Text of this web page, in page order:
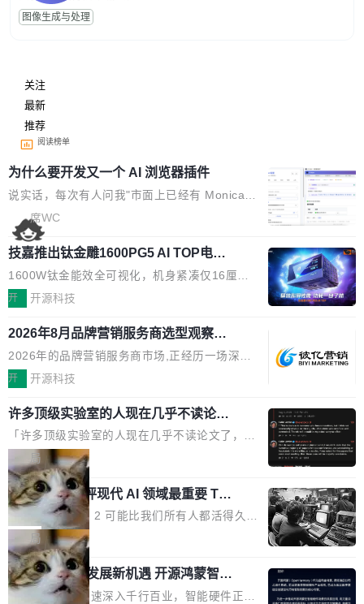
图像生成与处理
关注
最新
推荐
阅读榜单
为什么要开发又一个 AI 浏览器插件
说实话，每次有人问我"市面上已经有 Monica、
Sider、Copilot for Chrome 这些 AI 浏览器插件
了，你为什么还要再做一个"，我都觉得这个问题
问得好。 因为我自己也是从用户变成开发者的。
现有产品的天花板 我用过不少 AI 浏览器插件。
刚开始觉得都挺好——选中一段文字，弹出解
要。但用久了你会发现，它们本质上都是同一类
东西：一个带网页上下文的聊天框。 它们能读取
页面的文本，然后把文本丢给大模型，再返回一
段回答。仅此而已。 这当然有用，但总觉得差点
意思。比如我在一个后台管理系统里，需要填50
个表单字段，每个字段还有联动逻辑；比如我
想...
席WC
技嘉推出钛金雕1600PG5 AI TOP电
源：为发烧级主机与本地AI算力打造旗
舰供电方案
1600W钛金能效全可视化，机身紧凑仅16厘米
继2026台北电脑展首度亮相后，技嘉科技近日正
电源专为发烧级DIY主机与本地AI算力平台打
造，整机长度仅16厘米，提供1600W额定功率
与80PLUS钛金能效；支持ATX 3.1与PCIe 5.1
规范，结合服务器级元件、完善供电线材与内置
实时LCD监控屏，可充分满足当下高阶PC主机
的严苛使用需求。 澎湃功率，紧凑机身 钛金雕1
600PG5 AI TOP具备强悍输出功率，同时实现
机身尺寸大幅精简。整机长度仅16厘米，属于同
功率段机身尺寸十分紧凑的1600W电源产品。小
巧机身有效提升市面主流标准A...
开 开源科技
2026年8月品牌营销服务商选型观察：
从流量思维到品牌资产思维的范式转移
2026年的品牌营销服务商市场,正经历一场深刻
的价值重构。全球全案品牌代理机构市场从2025
复合增长率达5.44%,预计2032年将突破120亿美
元。数字广告与公共关系相关服务市场更是从20
25年的8463亿美元扩张至2026年的8763亿美
元。数字的背后是一个清晰的事实——品牌对专
业化营销服务的需求从未如此迫切。 但市场扩容
的同时,服务商的竞争逻辑正在改变。2026年Top
Agency年度合辑的观察指出,“产品”这个离消费
者最近的载体,在整个品牌营销层面的权重显著变
高了。全域营销服务商的竞争正在从规模转向深
度,案例厚度、全域覆盖、多线协同...
开 开源科技
许多顶级实验室的人现在几乎不读论文
了
「许多顶级实验室的人现在几乎不读论文了，而
且他们认为 ICLR/ICML/NeurIPS 充斥着大量过
度宣传和欺诈。」 OpenAI 研究员 Keller Jorda
n 这条推文引发了广泛讨论。他不是在说风凉
话，他是说出了一个圈内人尽皆知但很少公开捅
破的事实。 Jordan 随后补充了一句软化声明：
「我不认为这些会议上大部分论文都在过度宣传
或造假。问题是，作为读者，如果你筛选出那些
看起来最令人兴奋的论文，那它们大部分都是过
局
xAI 前工程师评现代 AI 领域最重要 Top
3 开源项目
Flash Attention 2 可能比我们所有人都活得久。
这句话不是来自某个技术博客，而是出自 Hieu
Pham 的一条推文。Hieu Pham 是谁？他是 xAI
的早期工程师之一，在 Grok 训练基础设施团队
工作过。近日他在 X 上发了一条帖子，列出了他
局
共商智能硬件发展新机遇 开源鸿蒙智能
硬件开发者日杭州站即将举行
随着万物智联加速深入千行百业，智能硬件正从